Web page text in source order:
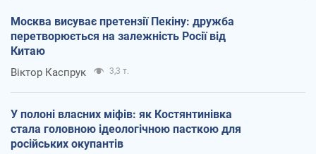
Москва висуває претензії Пекіну: дружба
перетворюється на залежність Росії від
Китаю
Віктор Каспрук 3,3 т.
У полоні власних міфів: як Костянтинівка
стала головною ідеологічною пасткою для
російських окупантів